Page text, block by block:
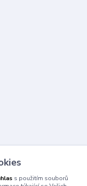
s použitím souborů